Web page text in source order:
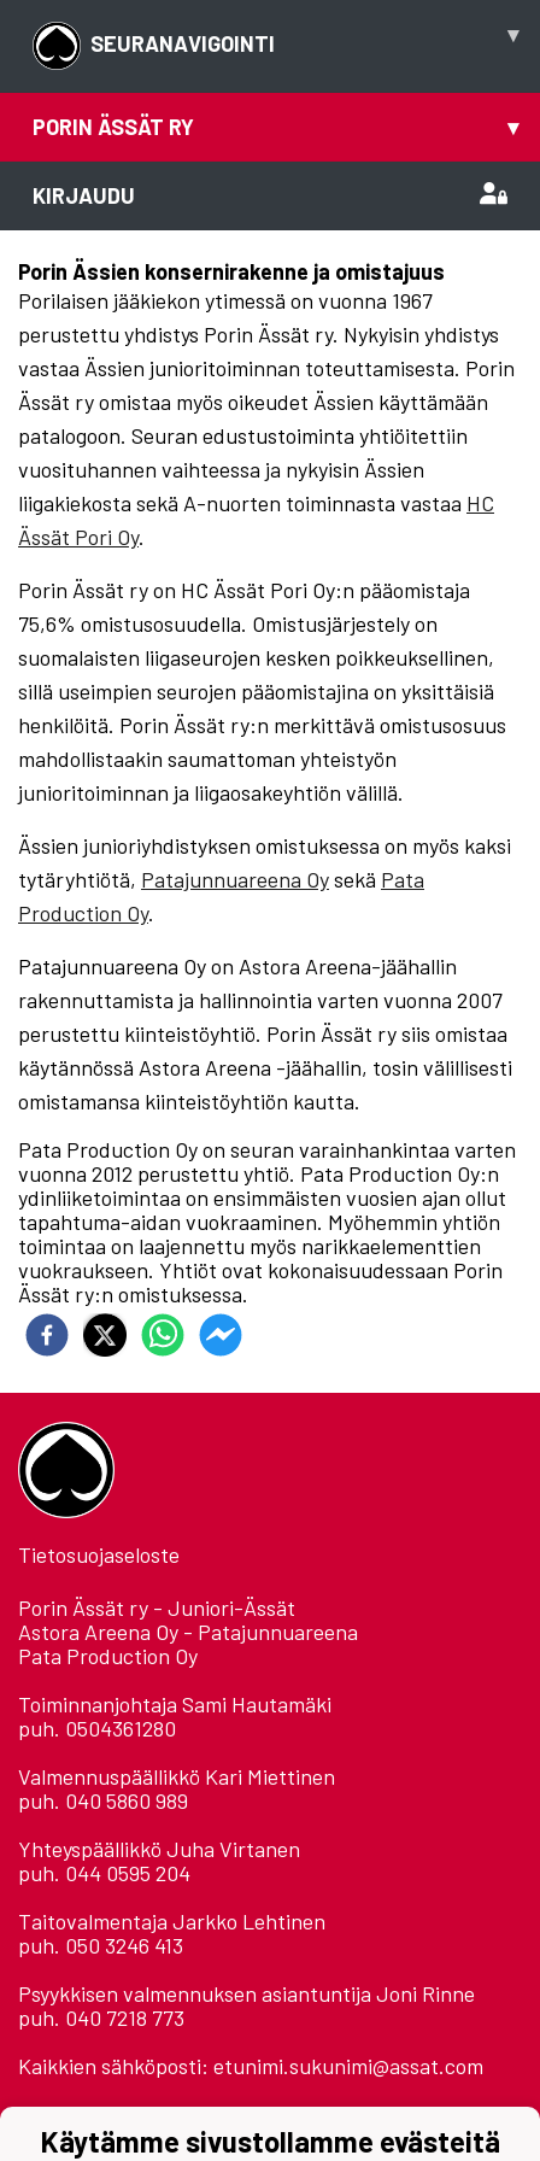
SEURANAVIGOINTI ▾
PORIN ÄSSÄT RY ▾
KIRJAUDU
Porin Ässien konsernirakenne ja omistajuus
Porilaisen jääkiekon ytimessä on vuonna 1967
perustettu yhdistys Porin Ässät ry. Nykyisin yhdistys
vastaa Ässien junioritoiminnan toteuttamisesta. Porin
Ässät ry omistaa myös oikeudet Ässien käyttämään
patalogoon. Seuran edustustoiminta yhtiöitettiin
vuosituhannen vaihteessa ja nykyisin Ässien
liigakiekosta sekä A-nuorten toiminnasta vastaa HC
Ässät Pori Oy.
Porin Ässät ry on HC Ässät Pori Oy:n pääomistaja
75,6% omistusosuudella. Omistusjärjestely on
suomalaisten liigaseurojen kesken poikkeuksellinen,
sillä useimpien seurojen pääomistajina on yksittäisiä
henkilöitä. Porin Ässät ry:n merkittävä omistusosuus
mahdollistaakin saumattoman yhteistyön
junioritoiminnan ja liigaosakeyhtiön välillä.
Ässien junioriyhdistyksen omistuksessa on myös kaksi
tytäryhtiötä, Patajunnuareena Oysekä Pata
Production Oy.
Patajunnuareena Oy on Astora Areena-jäähallin
rakennuttamista ja hallinnointia varten vuonna 2007
perustettu kiinteistöyhtiö. Porin Ässät ry siis omistaa
käytännössä Astora Areena -jäähallin, tosin välillisesti
omistamansa kiinteistöyhtiön kautta.
Pata Production Oy on seuran varainhankintaa varten
vuonna 2012 perustettu yhtiö. Pata Production Oy:n
ydinliiketoimintaa on ensimmäisten vuosien ajan ollut
tapahtuma-aidan vuokraaminen. Myöhemmin yhtiön
toimintaa on laajennettu myös narikkaelementtien
vuokraukseen. Yhtiöt ovat kokonaisuudessaan Porin
Ässät ry:n omistuksessa.
Tietosuojaseloste
Porin Ässät ry - Juniori-Ässät
Astora Areena Oy - Patajunnuareena
Pata Production Oy
Toiminnanjohtaja Sami Hautamäki
puh. 0504361280
Valmennuspäällikkö Kari Miettinen
puh. 040 5860 989
Yhteyspäällikkö Juha Virtanen
puh. 044 0595 204
Taitovalmentaja Jarkko Lehtinen
puh. 050 3246 413
Psyykkisen valmennuksen asiantuntija Joni Rinne
puh. 040 7218 773
Kaikkien sähköposti: etunimi.sukunimi@assat.com
Astora Areena 2. krs.
Jäähallinpolku
Käytämme sivustollamme evästeitä